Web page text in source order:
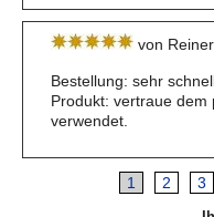
von
Bestellung: sehr
Produkt: vertraue
verwendet.
1 2 3